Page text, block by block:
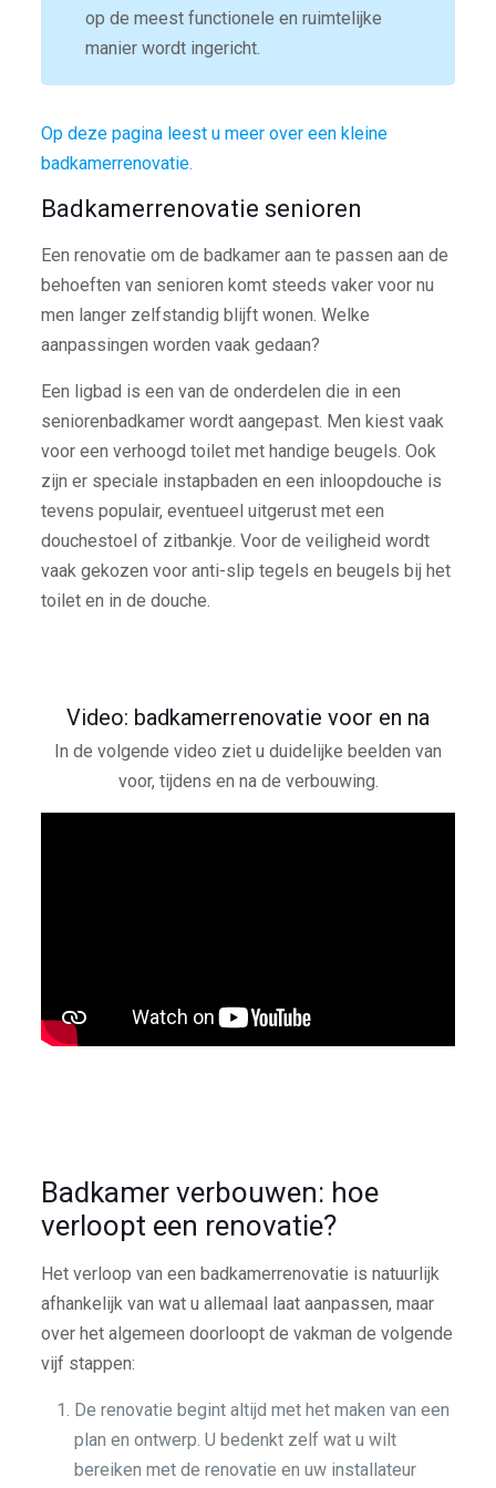
op de meest functionele en ruimtelijke
manier wordt ingericht.
Op deze pagina leest u meer over een kleine
badkamerrenovatie.
Badkamerrenovatie senioren
Een renovatie om de badkamer aan te passen aan de
behoeften van senioren komt steeds vaker voor nu
men langer zelfstandig blijft wonen. Welke
aanpassingen worden vaak gedaan?
Een ligbad is een van de onderdelen die in een
seniorenbadkamer wordt aangepast. Men kiest vaak
voor een verhoogd toilet met handige beugels. Ook
zijn er speciale instapbaden en een inloopdouche is
tevens populair, eventueel uitgerust met een
douchestoel of zitbankje. Voor de veiligheid wordt
vaak gekozen voor anti-slip tegels en beugels bij het
toilet en in de douche.
Video: badkamerrenovatie voor en na
In de volgende video ziet u duidelijke beelden van
voor, tijdens en na de verbouwing.
Badkamer verbouwen: hoe
verloopt een renovatie?
Het verloop van een badkamerrenovatie is natuurlijk
afhankelijk van wat u allemaal laat aanpassen, maar
over het algemeen doorloopt de vakman de volgende
vijf stappen:
De renovatie begint altijd met het maken van een
plan en ontwerp. U bedenkt zelf wat u wilt
bereiken met de renovatie en uw installateur